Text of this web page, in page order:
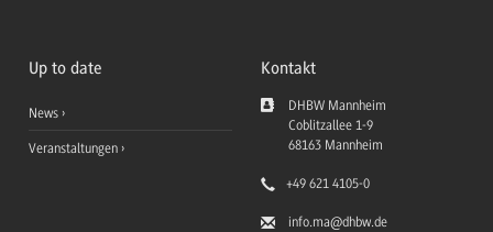
Up to date
News
Veranstaltungen
Kontakt
DHBW Mannheim
Coblitzallee 1-9
68163 Mannheim
+49 621 4105-0
info.ma@dhbw.de